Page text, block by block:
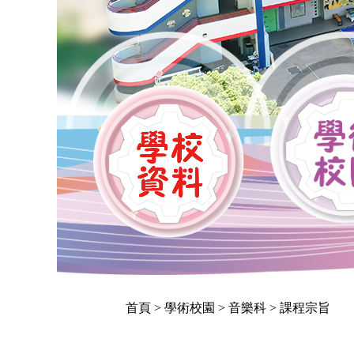
首頁 > 學術校園 > 音樂科 > 課程宗旨